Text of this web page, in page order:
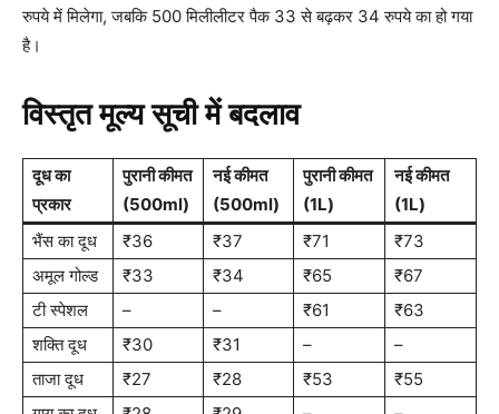
रुपये में मिलेगा, जबकि 500 मिलीलीटर पैक 33 से बढ़कर 34 रुपये का हो गया
है।
विस्तृत मूल्य सूची में बदलाव
दूध का
प्रकार
पुरानी कीमत
(500ml)
नई कीमत
(500ml)
पुरानी कीमत
(1L)
नई कीमत
(1L)
भैंस का दूध
₹36 ₹37 ₹71
₹73
अमूल गोल्ड
₹33 ₹34 ₹65
₹67
टी स्पेशल
– – ₹61
₹63
शक्ति दूध
₹30 ₹31 –
–
ताजा दूध
₹27 ₹28 ₹53
₹55